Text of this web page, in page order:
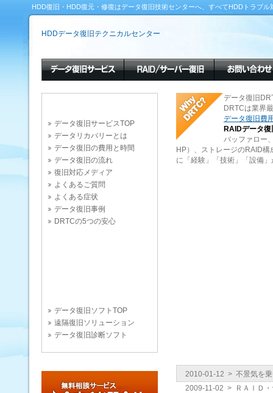
HDD復旧・HDD復元・修復はデータ復旧技術センターへ、すべてHDDトラブル
HDDデータ復旧テクニカルセンター
データ復旧サービスTOP
データリカバリーとは
データ復旧の費用と時間
データ復旧の流れ
復旧対応メディア
よくあるご質問
よくある症状
データ復旧事例
DRTCの5つの安心
データ復旧ソフトTOP
遠隔復旧ソリューション
データ復旧診断ソフト
データ復旧
DRTCは業界
データ復旧費
RAIDデータ
バッファロー
HP）、ストレージのRAID
に「経験」「技術」「設備
2010-01-12 > 不景気を
2009-11-02 > ＲＡＩＤ